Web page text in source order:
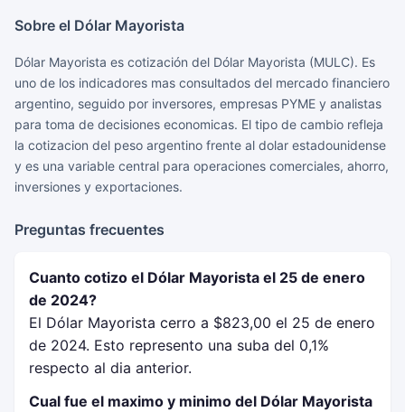
Sobre el Dólar Mayorista
Dólar Mayorista es cotización del Dólar Mayorista (MULC). Es
uno de los indicadores mas consultados del mercado financiero
argentino, seguido por inversores, empresas PYME y analistas
para toma de decisiones economicas. El tipo de cambio refleja
la cotizacion del peso argentino frente al dolar estadounidense
y es una variable central para operaciones comerciales, ahorro,
inversiones y exportaciones.
Preguntas frecuentes
Cuanto cotizo el Dólar Mayorista el 25 de enero
de 2024?
El Dólar Mayorista cerro a $823,00 el 25 de enero
de 2024. Esto represento una suba del 0,1%
respecto al dia anterior.
Cual fue el maximo y minimo del Dólar Mayorista